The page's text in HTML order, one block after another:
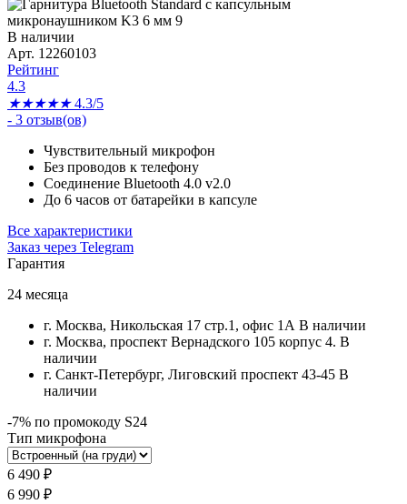
В наличии
Арт. 12260103
Рейтинг
4.3
★★★★★ 4.3/5
- 3 отзыв(ов)
Чувствительный микрофон
Без проводов к телефону
Соединение Bluetooth 4.0 v2.0
До 6 часов от батарейки в капсуле
Все характеристики
Заказ через Telegram
Гарантия
24 месяца
г. Москва, Никольская 17 стр.1, офис 1А В наличии
г. Москва, проспект Вернадского 105 корпус 4. В
наличии
г. Санкт-Петербург, Лиговский проспект 43-45 В
наличии
-7% по промокоду S24
Тип микрофона
6 490 ₽
6 990 ₽